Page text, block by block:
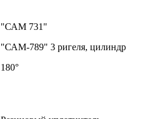
"САМ 731"
"САМ-789" 3 ригеля, цилиндр
180°